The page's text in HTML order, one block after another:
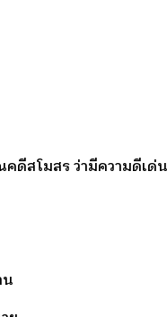
ดีสโมสร ว่ามีความดีเด่